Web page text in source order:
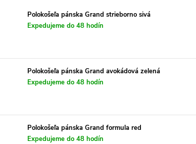
Polokošeľa pánska Grand strieborno sivá
Expedujeme do 48 hodín
Polokošeľa pánska Grand avokádová zelená
Expedujeme do 48 hodín
Polokošeľa pánska Grand formula red
Expedujeme do 48 hodín